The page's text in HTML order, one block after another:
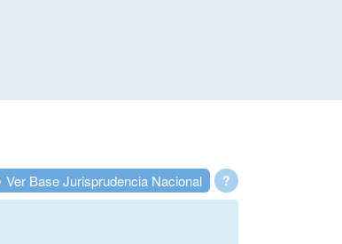
?
Ver Base Jurisprudencia Nacional